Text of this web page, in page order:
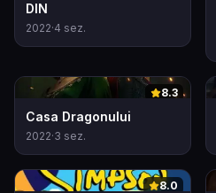
DIN
2022·4 sez.
0 8.3
Casa Dragonului
2022·3 sez.
0
0 8.0 0